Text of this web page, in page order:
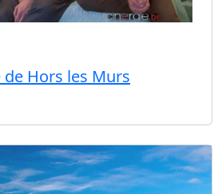
Hors les Murs